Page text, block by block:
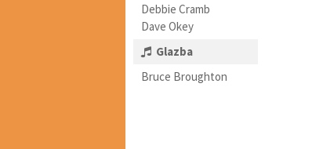
Debbie Cramb
Dave Okey
Glazba
Bruce Broughton